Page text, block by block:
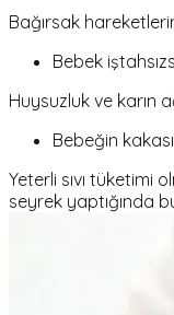
Bağırsak
Bebek
Huysuzluk ve karın
Bebeğin
Yeterli sıvı tüketimi
seyrek yaptığında